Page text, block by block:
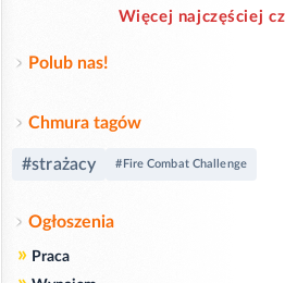
Więcej najczęściej
Polub nas!
Chmura tagów
#strażacy #Fire Combat Challenge
Ogłoszenia
» Praca